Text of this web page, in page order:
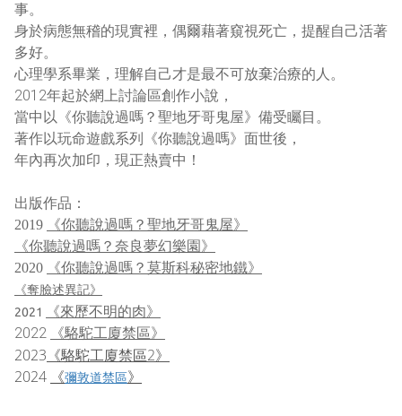
事。
身於病態無稽的現實裡，偶爾藉著窺視死亡，提醒自己活著
多好。
心理學系畢業，理解自己才是最不可放棄治療的人。
2012年起於網上討論區創作小說，
當中以《你聽說過嗎？聖地牙哥鬼屋》備受矚目。
著作以玩命遊戲系列《你聽說過嗎》面世後，
年內再次加印，現正熱賣中！
出版作品：
2019
《你聽說過嗎？聖地牙哥鬼屋》
《你聽說過嗎？奈良夢幻樂園》
2020 《你聽說過嗎？莫斯科秘密地鐵》
《奪臉述異記》
2021
《來歷不明的肉》
2022 《駱駝工廈禁區》
2023 《駱駝工廈禁區2》
2024 《彌敦道禁區》